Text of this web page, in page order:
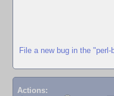
File a new bug in the
Actions: